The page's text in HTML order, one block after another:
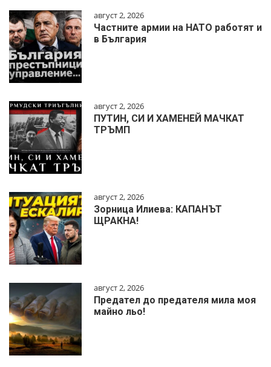
август 2, 2026
Частните армии на НАТО работят и
в България
август 2, 2026
ПУТИН, СИ И ХАМЕНЕЙ МАЧКАТ
ТРЪМП
август 2, 2026
Зорница Илиева: КАПАНЪТ
ЩРАКНА!
август 2, 2026
Предател до предателя мила моя
майно льо!